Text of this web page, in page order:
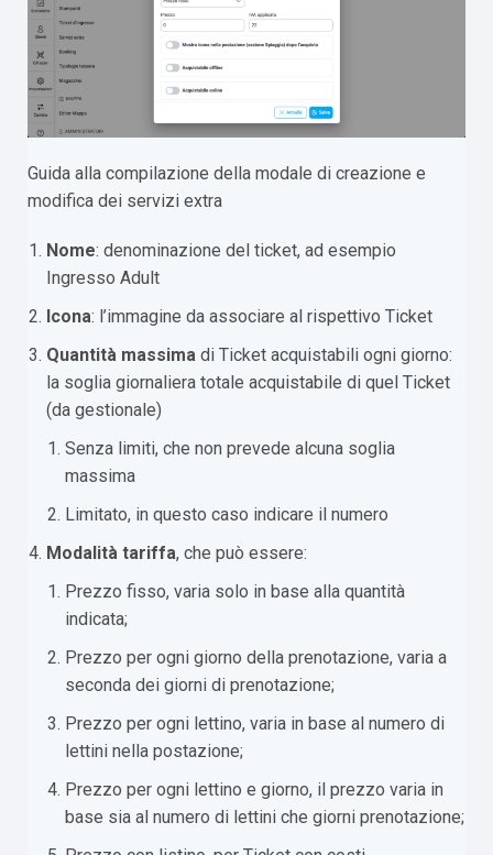
Guida alla compilazione della modale di creazione e
modifica dei servizi extra
Nome: denominazione del ticket, ad esempio
Ingresso Adult
Icona: l’immagine da associare al rispettivo Ticket
Quantità massima di Ticket acquistabili ogni giorno:
la soglia giornaliera totale acquistabile di quel Ticket
(da gestionale)
Senza limiti, che non prevede alcuna soglia
massima
Limitato, in questo caso indicare il numero
Modalità tariffa, che può essere:
Prezzo fisso, varia solo in base alla quantità
indicata;
Prezzo per ogni giorno della prenotazione, varia a
seconda dei giorni di prenotazione;
Prezzo per ogni lettino, varia in base al numero di
lettini nella postazione;
Prezzo per ogni lettino e giorno, il prezzo varia in
base sia al numero di lettini che giorni prenotazione;